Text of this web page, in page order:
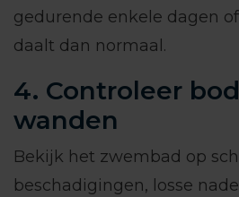
gedurende enkele dagen
daalt dan normaal.
4. Controleer
wanden
Bekijk het zwembad op
beschadigingen, losse